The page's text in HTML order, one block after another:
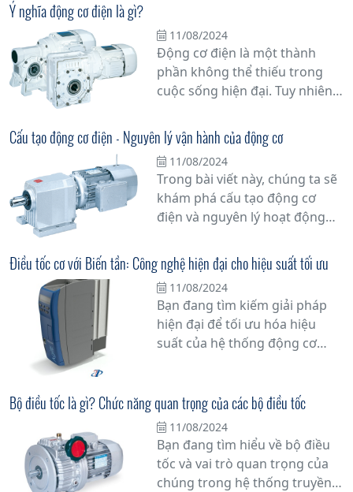
là lựa chọn hàng đầu mà bạn
không thể bỏ qua.
Ý nghĩa động cơ điện là gì?
11/08/2024
Động cơ điện là một thành
phần không thể thiếu trong
cuộc sống hiện đại. Tuy nhiên,
trọng đến vậy không? Bài viết
này sẽ đi sâu vào ý nghĩa động
cơ điện và vai trò của nó trong
cuộc sống hàng ngày của
chúng ta.
Cấu tạo động cơ điện - Nguyên lý vận hành của động cơ
11/08/2024
Trong bài viết này, chúng ta sẽ
khám phá cấu tạo động cơ
điện và nguyên lý hoạt động
không thể thiếu trong nhiều
thiết bị điện tử và ứng dụng
công nghiệp. Tìm hiểu sâu hơn
về cách mà động cơ điện hoạt
động và tại sao chúng lại là trái
tim của hệ thống máy móc và
Điều tốc cơ với Biến tần: Công nghệ hiện đại cho hiệu suất tối ưu
11/08/2024
Bạn đang tìm kiếm giải pháp
hiện đại để tối ưu hóa hiệu
suất của hệ thống động cơ
Biến tần - một giải pháp tiên
tiến giúp tăng cường hiệu quả
vận hành và tiết kiệm năng
lượng.
Bộ điều tốc là gì? Chức năng quan trọng của các bộ điều tốc
11/08/2024
Bạn đang tìm hiểu về bộ điều
tốc và vai trò quan trọng của
chúng trong hệ thống truyền